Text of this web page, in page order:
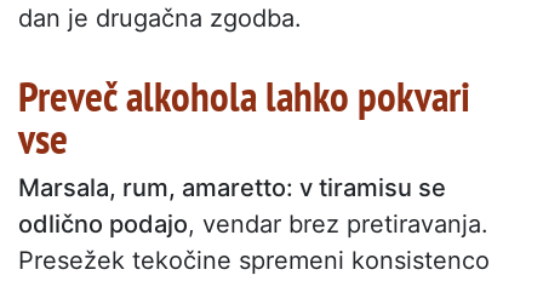
dan je drugačna zgodba.
Preveč alkohola lahko pokvari
vse
Marsala, rum, amaretto: v tiramisu se
odlično podajo, vendar brez pretiravanja.
Presežek tekočine spremeni konsistenco